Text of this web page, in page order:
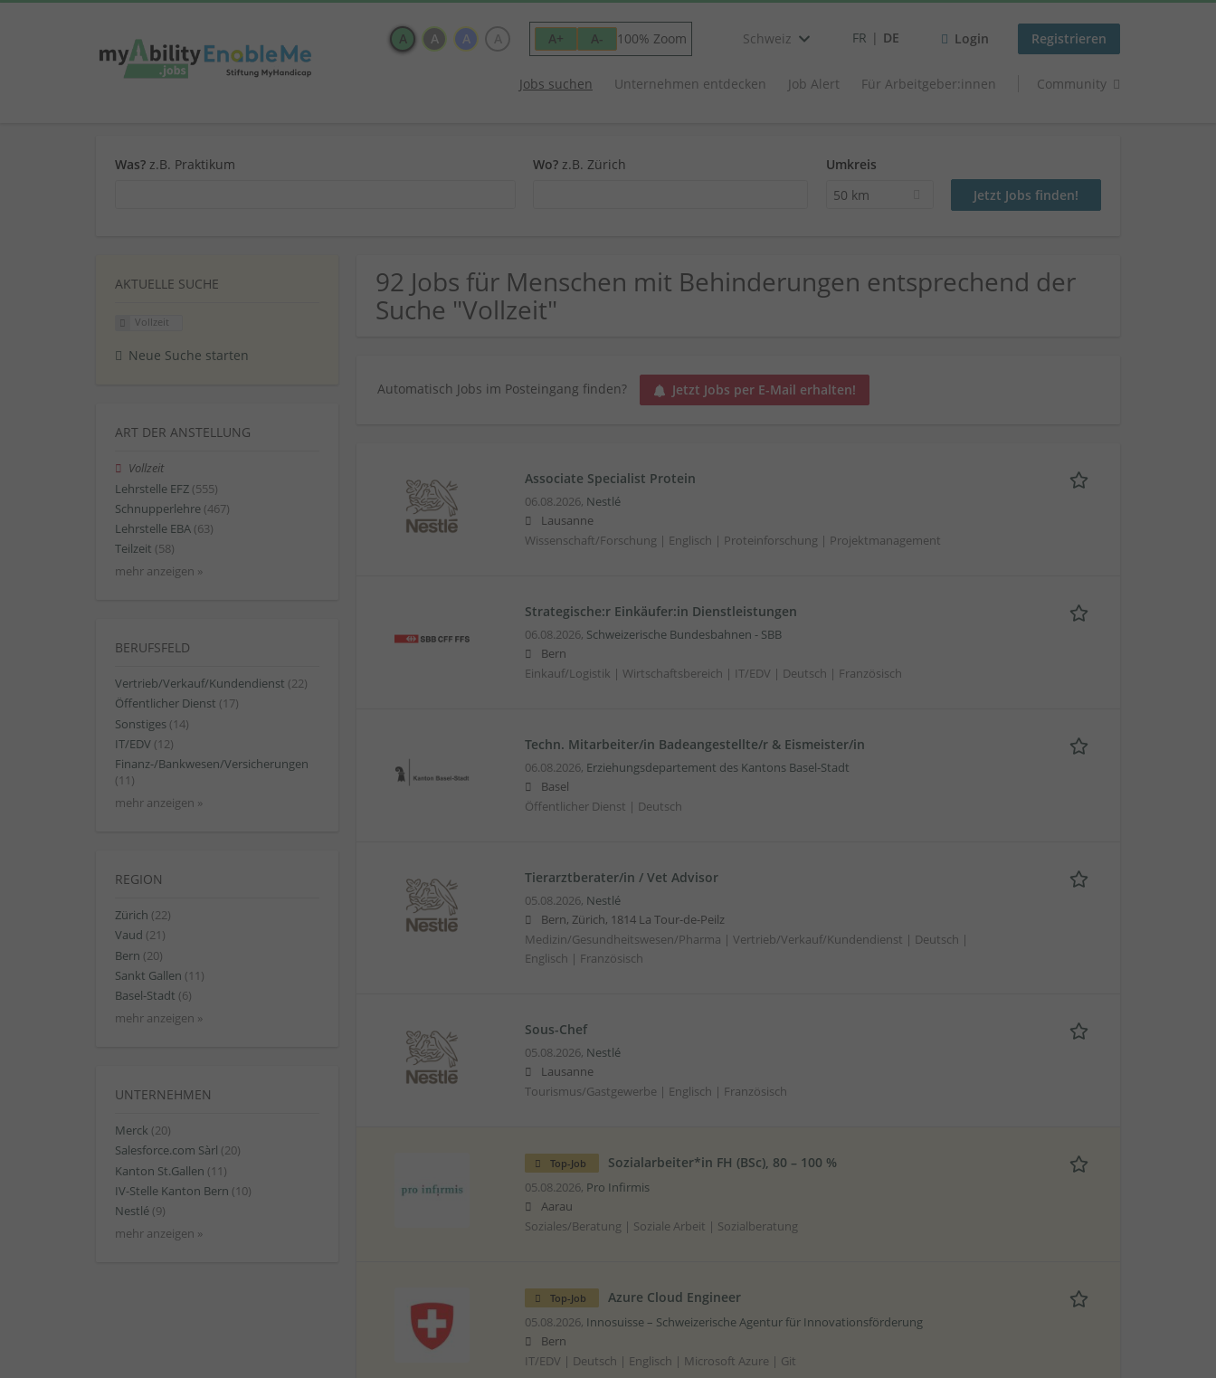
A A A A A+ A- 100% Zoom Schweiz FR DE Login Registrieren
Jobs suchen Unternehmen entdecken Job Alert Für Arbeitgeber:innen Community
Was? z.B. Praktikum Wo? z.B. Zürich
Umkreis
50 km
AKTUELLE SUCHE
Vollzeit
Neue Suche starten
ART DER ANSTELLUNG
Vollzeit
Lehrstelle EFZ (555)
Schnupperlehre (467)
Lehrstelle EBA (63)
Teilzeit (58)
mehr anzeigen »
BERUFSFELD
Vertrieb/Verkauf/Kundendienst (22)
Öffentlicher Dienst (17)
Sonstiges (14)
IT/EDV (12)
Finanz-/Bankwesen/Versicherungen
(11)
mehr anzeigen »
REGION
Zürich (22)
Vaud (21)
Bern (20)
Sankt Gallen (11)
Basel-Stadt (6)
mehr anzeigen »
UNTERNEHMEN
Merck (20)
Salesforce.com Sàrl (20)
Kanton St.Gallen (11)
IV-Stelle Kanton Bern (10)
Nestlé (9)
mehr anzeigen »
92 Jobs für Menschen mit Behinderungen entsprechend der
Suche "Vollzeit"
Automatisch Jobs im Posteingang finden? Jetzt Jobs per E-Mail erhalten!
Associate Specialist Protein
06.08.2026, Nestlé
Lausanne
Wissenschaft/Forschung | Englisch | Proteinforschung | Projektmanagement
Strategische:r Einkäufer:in Dienstleistungen
06.08.2026, Schweizerische Bundesbahnen - SBB
Bern
Einkauf/Logistik | Wirtschaftsbereich | IT/EDV | Deutsch | Französisch
Techn. Mitarbeiter/in Badeangestellte/r & Eismeister/in
06.08.2026, Erziehungsdepartement des Kantons Basel-Stadt
Basel
Öffentlicher Dienst | Deutsch
Tierarztberater/in / Vet Advisor
05.08.2026, Nestlé
Bern, Zürich, 1814 La Tour-de-Peilz
Medizin/Gesundheitswesen/Pharma | Vertrieb/Verkauf/Kundendienst | Deutsch |
Englisch | Französisch
Sous-Chef
05.08.2026, Nestlé
Lausanne
Tourismus/Gastgewerbe | Englisch | Französisch
Top-Job Sozialarbeiter*in FH (BSc), 80 – 100 %
05.08.2026, Pro Infirmis
Aarau
Soziales/Beratung | Soziale Arbeit | Sozialberatung
Top-Job Azure Cloud Engineer
05.08.2026, Innosuisse – Schweizerische Agentur für Innovationsförderung
Bern
IT/EDV | Deutsch | Englisch | Microsoft Azure | Git